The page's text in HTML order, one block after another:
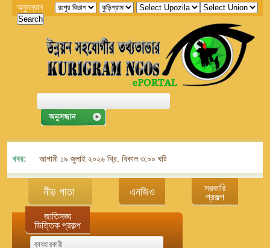
অনুসন্ধান
খবর: আগামী ১৯ জুলাই ২০২৬ খ্রি. বিকাল ৩:০০ ঘটিকায় জেলা এনজিও বিষয়ক সমন্বয়
নীড় পাতা এনজিও
সরকারি
প্রকল্প
জাতিসঙ্ঘ
ভিত্তিক প্রকল্প